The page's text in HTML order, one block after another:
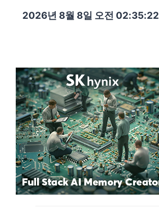
2026년 8월 8일 오전 02:35:24